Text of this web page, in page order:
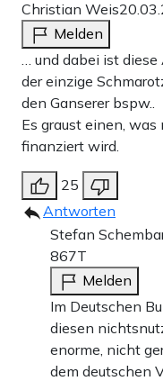
Christian Weis
Melden
… und dabei ist
der einzige
den Ganserer bspw..
Es graust einen, was
finanziert wird.
25
Antworten
Stefan
867T
Melden
Im Deutschen
diesen
enorme, nicht
dem deutschen